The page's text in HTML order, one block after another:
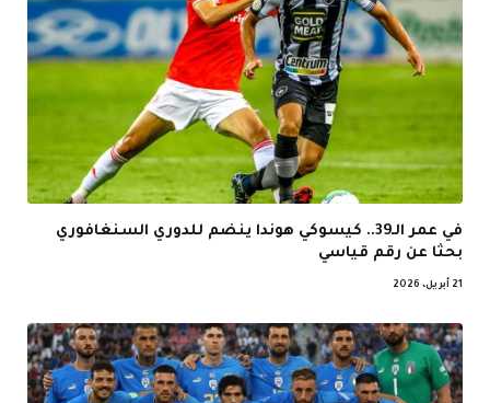
في عمر الـ39.. كيسوكي هوندا ينضم للدوري السنغافوري
بحثا عن رقم قياسي
21 أبريل، 2026